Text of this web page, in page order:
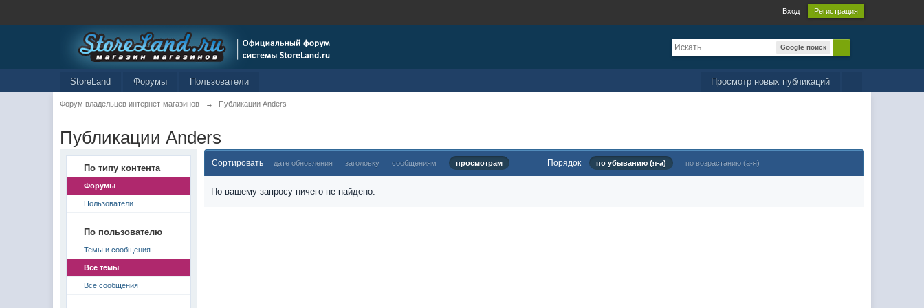
Вход Регистрация
Google поиск
Просмотр новых публикаций
StoreLand Форумы Пользователи
Форум владельцев интернет-магазинов → Публикации Anders
Публикации Anders
По типу контента
Форумы
Пользователи
По пользователю
Темы и сообщения
Все темы
Все сообщения
Сортировать дате обновления заголовку сообщениям просмотрам Порядок по убыванию (я-а) по возрастанию (а-я)
По вашему запросу ничего не найдено.